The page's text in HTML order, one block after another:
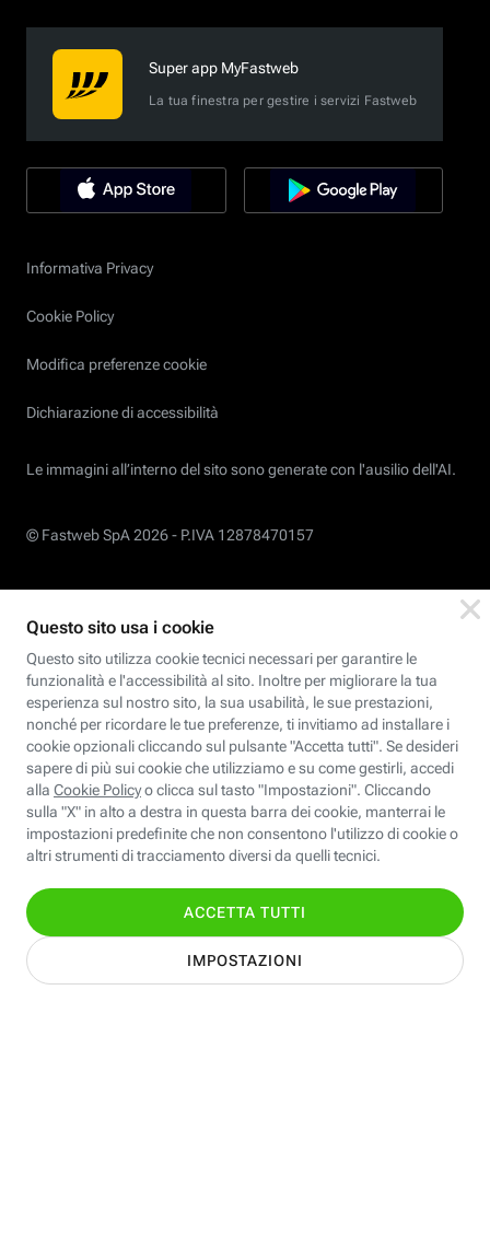
Super app MyFastweb
La tua finestra per gestire i servizi Fastweb
Informativa Privacy
Cookie Policy
Modifica preferenze cookie
Dichiarazione di accessibilità
Le immagini all’interno del sito sono generate con l'ausilio dell'AI.
© Fastweb SpA 2026 - P.IVA 12878470157